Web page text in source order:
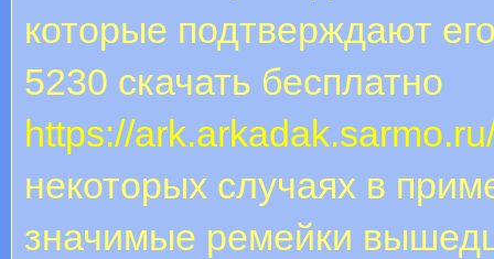
которые подтверждают
5230 скачать бесплатно
https://
некоторых случаях в
значимые ремейки